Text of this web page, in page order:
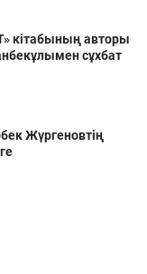
кітабының авторы
сұхбат
Жүргеновтің